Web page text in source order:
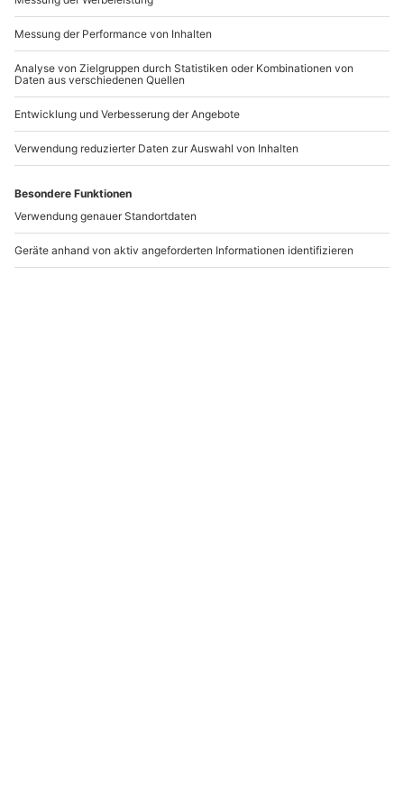
Aromaölmassage Wien
Wien
1 Person
85,90 €
BESTSELLER
Hawaiianische
1 Person
5 (1) 57,90 €